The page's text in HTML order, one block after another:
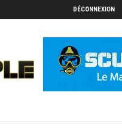
DÉCONNEXION